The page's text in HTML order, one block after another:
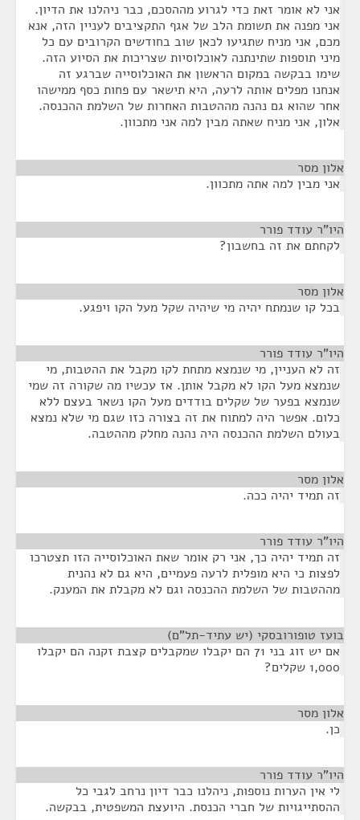
אני לא אומר זאת כדי לגרוע מההסכם, כבר ניהלנו את הדיון.
אני מפנה את תשומת הלב של אגף התקציבים לעניין הזה, אנא
מכם, אני מניח שתגיעו לכאן שוב בחודשים הקרובים עם כל
מיני תוספות שתינתנה לאוכלוסיות שצריכות את הסיוע הזה.
שימו בבקשה במקום הראשון את האוכלוסייה שברגע זה
אנחנו מפלים אותה לרעה, היא תישאר עם פחות כסף ממישהו
אחר שהוא גם נהנה מההטבות האחרות של השלמת ההכנסה.
אלון, אני מניח שאתה מבין למה אני מתכוון.
אלון מסר
אני מבין למה אתה מתכוון.
היו"ר עודד פורר
לקחתם את זה בחשבון?
אלון מסר
בכל קו שנמתח יהיה מי שיהיה שקל מעל הקו ויפגע.
היו"ר עודד פורר
זה לא העניין, מי שנמצא מתחת לקו מקבל את ההטבות, מי
שנמצא מעל הקו לא מקבל אותן. אז עכשיו מה שקורה זה שמי
שנמצא בפער של שקלים בודדים מעל הקו נשאר בעצם ללא
כלום. אפשר היה למתוח את זה בצורה כזו שגם מי שלא נמצא
בעולם השלמת ההכנסה היה נהנה מחלק מההטבה.
אלון מסר
זה תמיד יהיה ככה.
היו"ר עודד פורר
זה תמיד יהיה כך, אני רק אומר שאת האוכלוסייה הזו תצטרכו
לפצות כי היא מופלית לרעה פעמיים, היא גם לא נהנית
מההטבות של השלמת ההכנסה וגם לא מקבלת את המענק.
בועז טופורובסקי (יש עתיד-תל"ם)
אם יש זוג בני 71 הם יקבלו שמקבלים קצבת זקנה הם יקבלו
1,000 שקלים?
אלון מסר
כן.
היו"ר עודד פורר
לי אין הערות נוספות, ניהלנו כבר דיון נרחב לגבי כל
ההסתייגויות של חברי הכנסת. היועצת המשפטית, בבקשה.